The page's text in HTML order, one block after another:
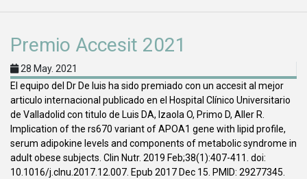
Premio Accesit 2021
28 May. 2021
El equipo del Dr De luis ha sido premiado con un accesit al mejor
articulo internacional publicado en el Hospital Clínico Universitario
de Valladolid con titulo de Luis DA, Izaola O, Primo D, Aller R.
Implication of the rs670 variant of APOA1 gene with lipid profile,
serum adipokine levels and components of metabolic syndrome in
adult obese subjects. Clin Nutr. 2019 Feb;38(1):407-411. doi:
10.1016/j.clnu.2017.12.007. Epub 2017 Dec 15. PMID: 29277345.